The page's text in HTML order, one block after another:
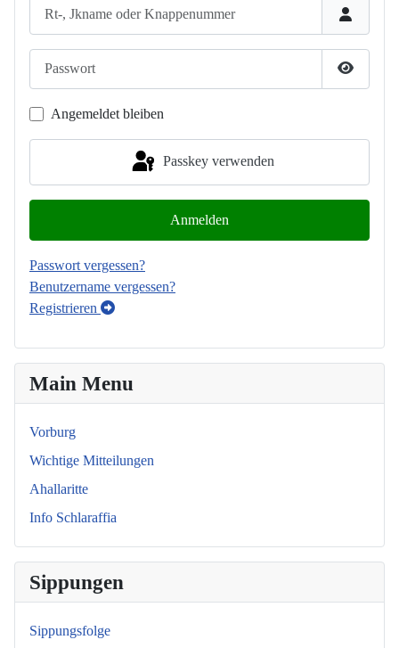
Passwort
Angemeldet bleiben
Passkey verwenden
Anmelden
Passwort vergessen?
Benutzername vergessen?
Registrieren
Main Menu
Vorburg
Wichtige Mitteilungen
Ahallaritte
Info Schlaraffia
Sippungen
Sippungsfolge